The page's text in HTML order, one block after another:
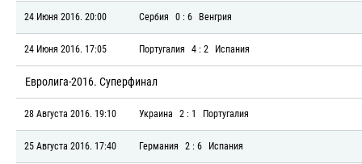
24 Июня 2016. 20:00 Сербия 0 : 6 Венгрия
24 Июня 2016. 17:05 Португалия 4 : 2 Испания
Евролига-2016. Суперфинал
28 Августа 2016. 19:10 Украина 2 : 1 Португалия
25 Августа 2016. 17:40 Германия 2 : 6 Испания